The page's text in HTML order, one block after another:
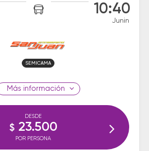
10:40
Junin
SEMICAMA
información
DESDE
$ 23.500
POR PERSONA